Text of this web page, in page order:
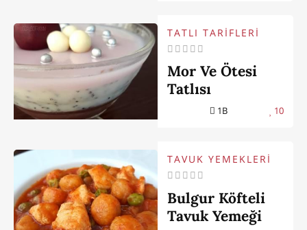
TATLI TARİFLERİ
Mor Ve Ötesi
Tatlısı
1B 10
TAVUK YEMEKLERİ
Bulgur Köfteli
Tavuk Yemeği